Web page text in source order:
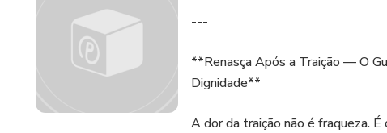
---
**Renasça Após a Traição — O
Dignidade**
A dor da traição não é fraqueza.